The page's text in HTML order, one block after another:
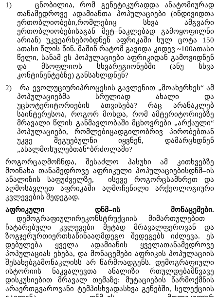
1)
ცნობილია, რომ გენეტიკურადდა ანატომიურად
თანამედროვე ადამიანთა პოპულაციები (ინდივიდთა
ერთობლიობები,რომლებიც სხვა ამგვარი
ერთობლიობებისაგან მეტ–ნაკლებად გამოყოფილნი
არიან) უკვეარსებობდნენ აფრიკაში სულ ცოტა 150
ათასი წლის წინ. მაშინ რატომ გავიდა კიდევ ~100ათასი
წელი, სანამ ეს პოპულაციები აფრიკიდან გამოვიდნენ
და მსოფლიოს სხვარეგიონებში (ანუ სხვა
კონტინენტებზე) განსახლდნენ?
2)
რა ევოლუციურიპროცესის გავლენით „მოახერხეს“ ამ
პოპულაციებმა სრულიად ახალი და
უცხოტერიტორიების ათვისება? რაც არანაკლებ
საინტერესოა, როგორ მოხდა, რომ ამტერიტორიებზე
მრავალი წლის განმავლობაში მცხოვრები „არქაული“
პოპულაციები, რომლებიცადგილობრივ პირობებთან
უკვე შეგუებულნი იყვნენ, დამარცხდნენ
„ახალმოსულებთან“ბრძოლაში?
როგორცაღმოჩნდა, შესაძლო პასუხი ამ კითხვებზე
მოინახა თანამედროვე აფრიკული პოპულაციებისდნმ–ის
ანალიზის საფუძველზე, ისევე როგორცსამხრეთ და
აღმოსავლეთ აფრიკაში აღმოჩენილი არქეოლოგიური
კვლევების შედეგად.
აფრიკული დნმ–ის მონაცემები.
დემოგრაფიულირეკონსტრუქციის მიმართულებით
ჩატარებული კვლევები მეტად მრავალფეროვან და
ზოგჯერურთიერთსაწინააღმდეგო შედეგებს იძლევა. ეს
დებულება ყველა ადამიანის ყველათანამედროვე
პოპულაციას ეხება, და მონაცემები აფრიკის პოპულაციის
შესახებგამონაკლისს არ წარმოადგენს. დემოგრაფიული
ისტორიის ნაკვალევთა ანალიზი რთულდებამწვავე
დისკუსიებით მრავალ თემაზე: მუტაციების წარმოქმნის
არაერთგვაროვანი ტემპისხვადასხვა გენებში, სელექციის